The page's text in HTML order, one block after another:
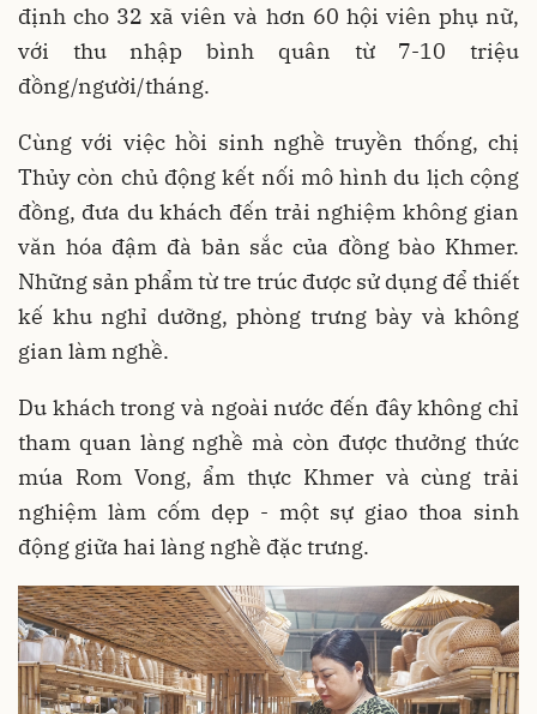
định cho 32 xã viên và hơn 60 hội viên phụ nữ,
với thu nhập bình quân từ 7-10 triệu
đồng/người/tháng.
Cùng với việc hồi sinh nghề truyền thống, chị
Thủy còn chủ động kết nối mô hình du lịch cộng
đồng, đưa du khách đến trải nghiệm không gian
văn hóa đậm đà bản sắc của đồng bào Khmer.
Những sản phẩm từ tre trúc được sử dụng để thiết
kế khu nghỉ dưỡng, phòng trưng bày và không
gian làm nghề.
Du khách trong và ngoài nước đến đây không chỉ
tham quan làng nghề mà còn được thưởng thức
múa Rom Vong, ẩm thực Khmer và cùng trải
nghiệm làm cốm dẹp - một sự giao thoa sinh
động giữa hai làng nghề đặc trưng.